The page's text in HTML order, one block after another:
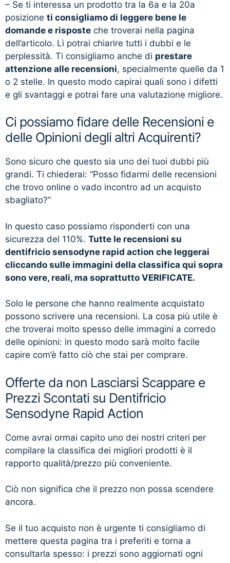
– Se ti interessa un prodotto tra la 6a e la 20a
posizione ti consigliamo di leggere bene le
domande e risposte che troverai nella pagina
dell’articolo. Lì potrai chiarire tutti i dubbi e le
perplessità. Ti consigliamo anche di prestare
attenzione alle recensioni, specialmente quelle da 1
o 2 stelle. In questo modo capirai quali sono i difetti
e gli svantaggi e potrai fare una valutazione migliore.
Ci possiamo fidare delle Recensioni e
delle Opinioni degli altri Acquirenti?
Sono sicuro che questo sia uno dei tuoi dubbi più
grandi. Ti chiederai: “Posso fidarmi delle recensioni
che trovo online o vado incontro ad un acquisto
sbagliato?”
In questo caso possiamo risponderti con una
sicurezza del 110%. Tutte le recensioni su
dentifricio sensodyne rapid action che leggerai
cliccando sulle immagini della classifica qui sopra
sono vere, reali, ma soprattutto VERIFICATE.
Solo le persone che hanno realmente acquistato
possono scrivere una recensioni. La cosa più utile è
che troverai molto spesso delle immagini a corredo
delle opinioni: in questo modo sarà molto facile
capire com’è fatto ciò che stai per comprare.
Offerte da non Lasciarsi Scappare e
Prezzi Scontati su Dentifricio
Sensodyne Rapid Action
Come avrai ormai capito uno dei nostri criteri per
compilare la classifica dei migliori prodotti è il
rapporto qualità/prezzo più conveniente.
Ciò non significa che il prezzo non possa scendere
ancora.
Se il tuo acquisto non è urgente ti consigliamo di
mettere questa pagina tra i preferiti e torna a
consultarla spesso: i prezzi sono aggiornati ogni